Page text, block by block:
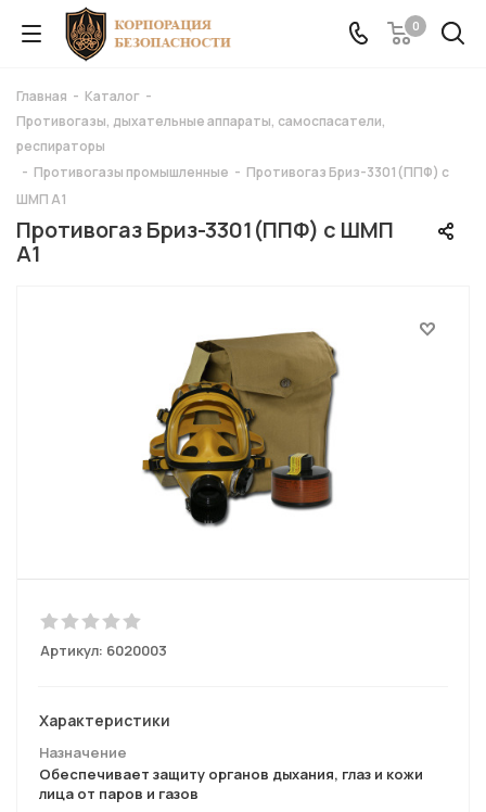
0
Главная - Каталог -
Противогазы, дыхательные аппараты, самоспасатели,
респираторы
- Противогазы промышленные - Противогаз Бриз-3301(ППФ) c
ШМП A1
Противогаз Бриз-3301(ППФ) c ШМП
A1
Артикул: 6020003
Характеристики
Назначение
Обеспечивает защиту органов дыхания, глаз и кожи
лица от паров и газов